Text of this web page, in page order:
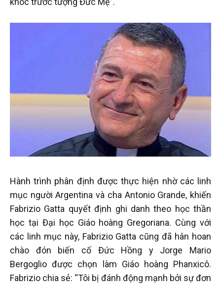
Hành trình phân định được thực hiện nhờ các linh
mục người Argentina và cha Antonio Grande, khiến
Fabrizio Gatta quyết định ghi danh theo học thần
học tại Đại học Giáo hoàng Gregoriana. Cùng với
các linh mục này, Fabrizio Gatta cũng đã hân hoan
chào đón biến cố Đức Hồng y Jorge Mario
Bergoglio được chọn làm Giáo hoàng Phanxicô.
Fabrizio chia sẻ: “Tôi bị đánh động mạnh bởi sự đơn